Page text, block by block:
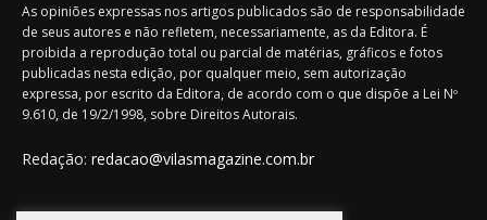
As opiniões expressas nos artigos publicados são de responsabilidade
de seus autores e não refletem, necessariamente, as da Editora. É
proibida a reprodução total ou parcial de matérias, gráficos e fotos
publicadas nesta edição, por qualquer meio, sem autorização
expressa, por escrito da Editora, de acordo com o que dispõe a Lei Nº
9.610, de 19/2/1998, sobre Direitos Autorais.
Redação: redacao@vilasmagazine.com.br